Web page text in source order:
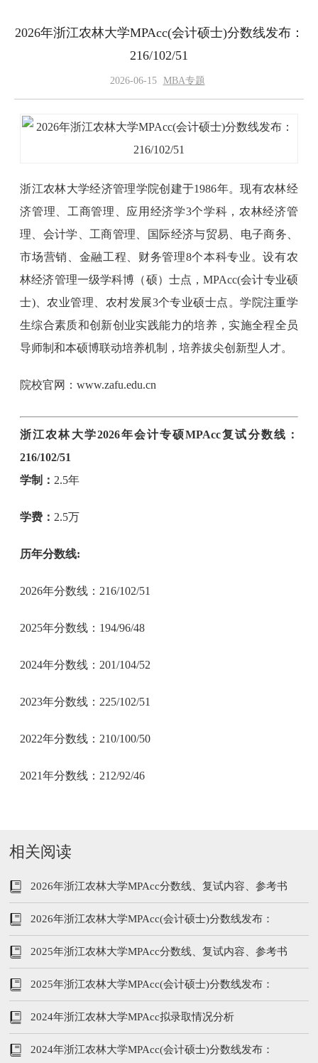
2026年浙江农林大学MPAcc(会计硕士)分数线发布：
216/102/51
2026-06-15 MBA专题
浙江农林大学经济管理学院创建于1986年。现有农林经
济管理、工商管理、应用经济学3个学科，农林经济管
理、会计学、工商管理、国际经济与贸易、电子商务、
市场营销、金融工程、财务管理8个本科专业。设有农
林经济管理一级学科博（硕）士点，MPAcc(会计专业硕
士)、农业管理、农村发展3个专业硕士点。学院注重学
生综合素质和创新创业实践能力的培养，实施全程全员
导师制和本硕博联动培养机制，培养拔尖创新型人才。
院校官网：www.zafu.edu.cn
浙江农林大学2026年会计专硕MPAcc复试分数线：
216/102/51
学制： 2.5年
学费： 2.5万
历年分数线:
2026年分数线：216/102/51
2025年分数线：194/96/48
2024年分数线：201/104/52
2023年分数线：225/102/51
2022年分数线：210/100/50
2021年分数线：212/92/46
相关阅读
2026年浙江农林大学MPAcc分数线、复试内容、参考书
2026年浙江农林大学MPAcc(会计硕士)分数线发布：
216/102/51
2025年浙江农林大学MPAcc分数线、复试内容、参考书
2025年浙江农林大学MPAcc(会计硕士)分数线发布：
194/96/48
2024年浙江农林大学MPAcc拟录取情况分析
2024年浙江农林大学MPAcc(会计硕士)分数线发布：